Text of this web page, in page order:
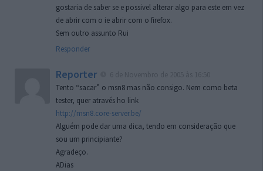
gostaria de saber se e possivel alterar algo para este em vez
de abrir com o ie abrir com o firefox.
Sem outro assunto Rui
Responder
Reporter
Tento “sacar” o msn8 mas não consigo. Nem como beta
tester, quer através ho link
http://msn8.core-server.be/
Alguém pode dar uma dica, tendo em consideração que
sou um principiante?
Agradeço.
ADias